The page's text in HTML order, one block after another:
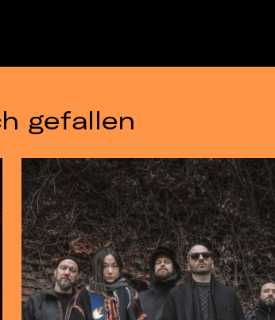
gefallen